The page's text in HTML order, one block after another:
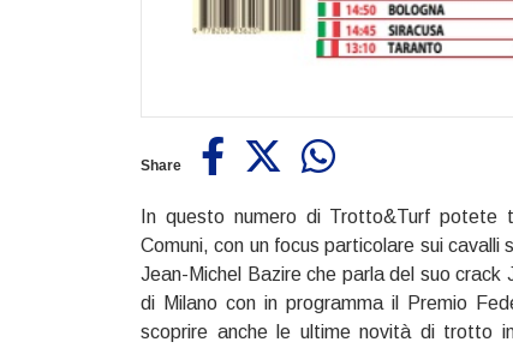
Share
In questo numero di Trotto&Turf
Comuni, con un focus particolare sui
Jean-Michel Bazire che parla del suo crack
di Milano con in programma il Premio
scoprire anche le ultime novità di trotto